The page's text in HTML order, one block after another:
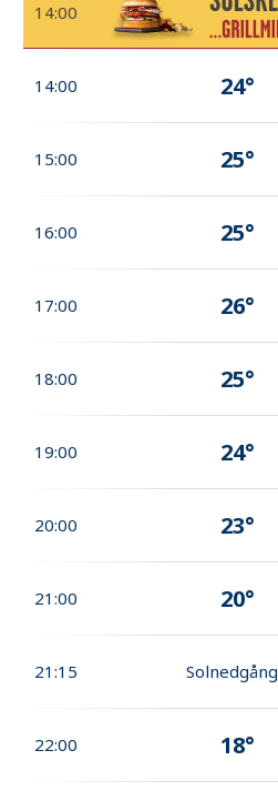
14:00
14:00 24°
15:00 25°
16:00 25°
17:00 26°
18:00 25°
19:00 24°
20:00 23°
21:00 20°
21:15 Solnedgång
22:00 18°